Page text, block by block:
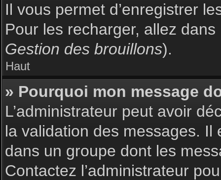
Il vous permet d’enregistrer
Pour les recharger, allez
Gestion des brouillons).
Haut
» Pourquoi mon message
L’administrateur peut avoir
la validation des messages. Il
dans un groupe dont les
Contactez l’administrateur